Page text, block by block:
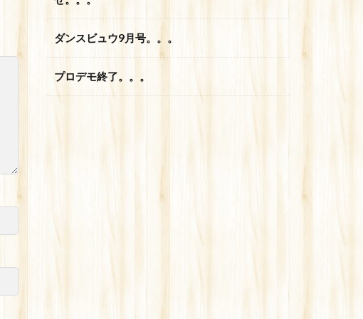
ダンスビュウ9月号。。。
プロデモ終了。。。